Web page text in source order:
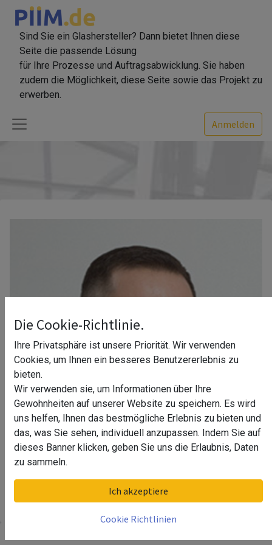
Sind Sie ein Glashersteller? Dann bietet Ihnen diese
Seite die passende Lösung
für Ihre Prozesse und Auftragsabwicklung. Sie haben
zudem die Möglichkeit, diese Seite sowie das Projekt zu
erwerben.
Anmelden
Ihr Berater in Köln
Die Cookie-Richtlinie.
Ihre Privatsphäre ist unsere Priorität. Wir verwenden
Cookies, um Ihnen ein besseres Benutzererlebnis zu
bieten.
Wir verwenden sie, um Informationen über Ihre
Gewohnheiten auf unserer Website zu speichern. Es wird
uns helfen, Ihnen das bestmögliche Erlebnis zu bieten und
das, was Sie sehen, individuell anzupassen. Indem Sie auf
dieses Banner klicken, geben Sie uns die Erlaubnis, Daten
zu sammeln.
Ich akzeptiere
Cookie Richtlinien